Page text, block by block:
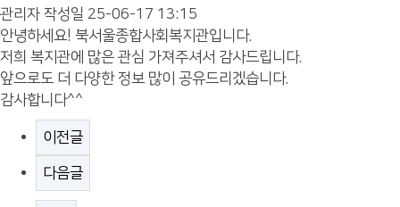
관리자 작성일 25-06-17 13:15
안녕하세요! 북서울종합사회복지관입니다.
저희 복지관에 많은 관심 가져주셔서 감사드립니다.
앞으로도 더 다양한 정보 많이 공유드리겠습니다.
감사합니다^^
이전글
다음글